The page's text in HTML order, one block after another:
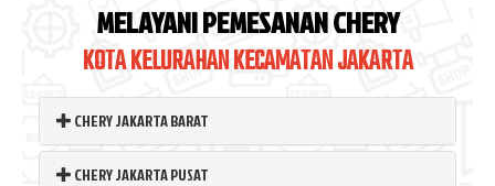
MELAYANI PEMESANAN CHERY
KOTA KELURAHAN KECAMATAN JAKARTA
CHERY JAKARTA BARAT
CHERY JAKARTA PUSAT